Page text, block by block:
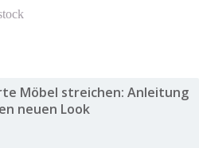
Möbel streichen: Anleitung
neuen Look